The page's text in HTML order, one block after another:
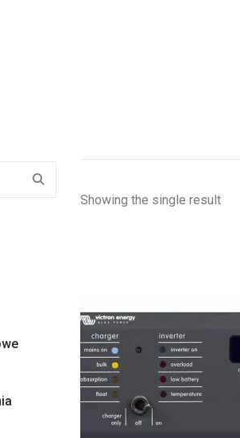
Showing the single result